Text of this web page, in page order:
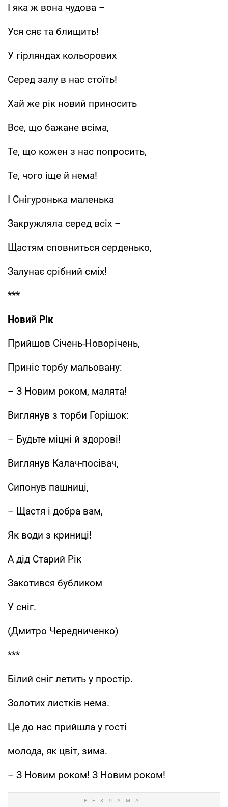
І яка ж вона чудова –
Уся сяє та блищить!
У гірляндах кольорових
Серед залу в нас стоїть!
Хай же рік новий приносить
Все, що бажане всіма,
Те, що кожен з нас попросить,
Те, чого іще й нема!
І Снігуронька маленька
Закружляла серед всіх –
Щастям сповниться серденько,
Залунає срібний сміх!
***
Новий Рік
Прийшов Січень-Новорічень,
Приніс торбу мальовану:
– З Новим роком, малята!
Виглянув з торби Горішок:
– Будьте міцні й здорові!
Виглянув Калач-посівач,
Сипонув пашниці,
– Щастя і добра вам,
Як води з криниці!
А дід Старий Рік
Закотився бубликом
У сніг.
(Дмитро Чередниченко)
***
Білий сніг летить у простір.
Золотих листків нема.
Це до нас прийшла у гості
молода, як цвіт, зима.
– З Новим роком! З Новим роком!